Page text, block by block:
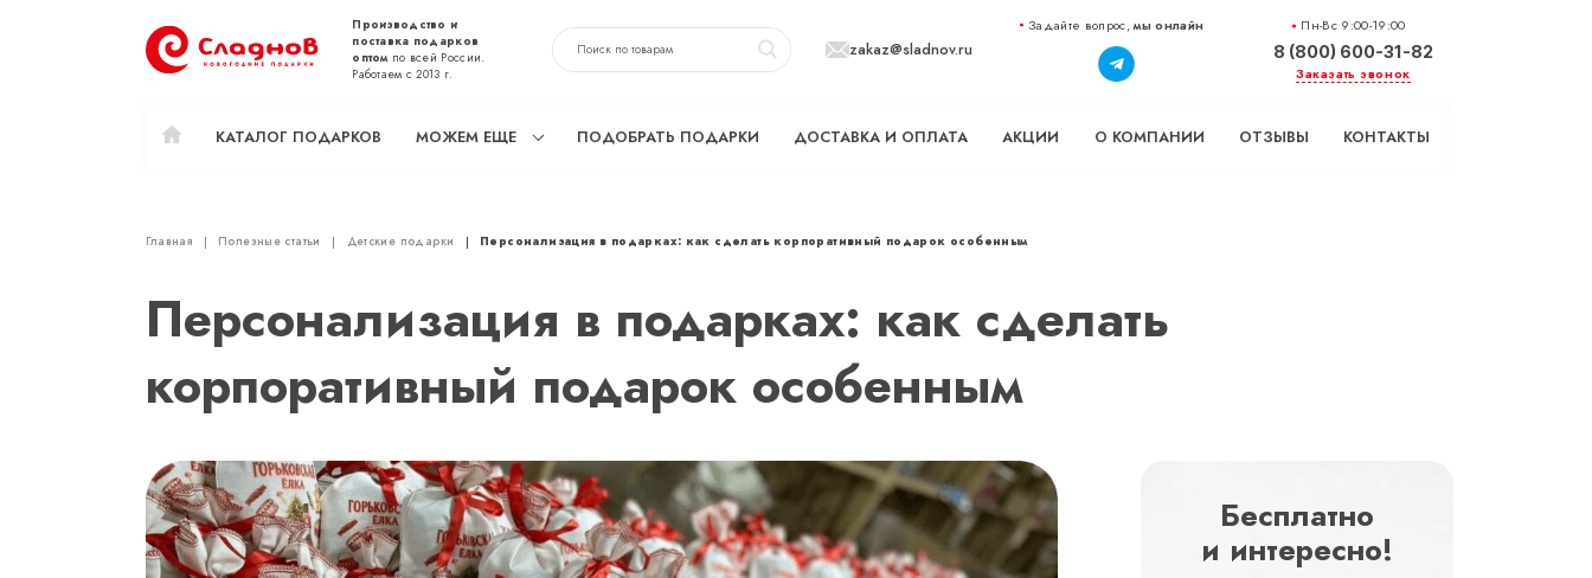
Производство и
поставка подарков
оптомпо всей России.
Работаем с 2013 г.
zakaz@sladnov.ru
Задайте вопрос,мы онлайн Пн-Вс 9:00-19:00
8 (800) 600-31-82
Заказать звонок
КАТАЛОГ ПОДАРКОВ МОЖЕМ ЕЩЕ ПОДОБРАТЬ ПОДАРКИ ДОСТАВКА И ОПЛАТА АКЦИИ О КОМПАНИИ ОТЗЫВЫ КОНТАКТЫ
Главная Полезные статьи Детские подарки Персонализация в подарках: как сделать корпоративный подарок особенным
Персонализация в подарках: как сделать
корпоративный подарок особенным
Бесплатно
и интересно!